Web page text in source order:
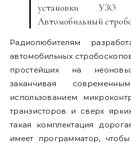
установки
Автомобильный
Радиолюбителям
автомобильных
простейших на
заканчивая
использованием
транзисторов и сверх
такая комплектация
имеет программатор,